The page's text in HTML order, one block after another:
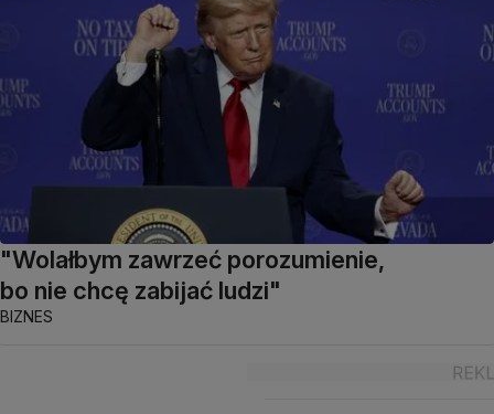
"Wolałbym zawrzeć porozumienie,
bo nie chcę zabijać ludzi"
BIZNES